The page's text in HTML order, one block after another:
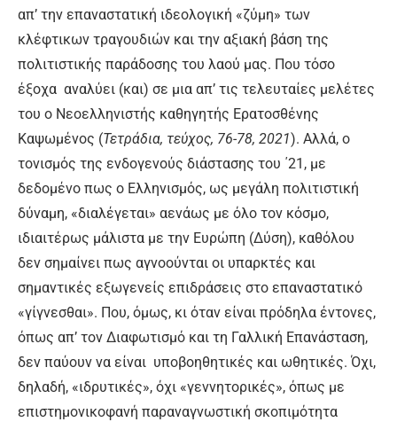
απ’ την επαναστατική ιδεολογική «ζύμη» των
κλέφτικων τραγουδιών και την αξιακή βάση της
πολιτιστικής παράδοσης του λαού μας. Που τόσο
έξοχα αναλύει (και) σε μια απ’ τις τελευταίες μελέτες
του ο Νεοελληνιστής καθηγητής Ερατοσθένης
Καψωμένος (Τετράδια, τεύχος, 76-78, 2021). Αλλά, ο
τονισμός της ενδογενούς διάστασης του ΄21, με
δεδομένο πως ο Ελληνισμός, ως μεγάλη πολιτιστική
δύναμη, «διαλέγεται» αενάως με όλο τον κόσμο,
ιδιαιτέρως μάλιστα με την Ευρώπη (Δύση), καθόλου
δεν σημαίνει πως αγνοούνται οι υπαρκτές και
σημαντικές εξωγενείς επιδράσεις στο επαναστατικό
«γίγνεσθαι». Που, όμως, κι όταν είναι πρόδηλα έντονες,
όπως απ’ τον Διαφωτισμό και τη Γαλλική Επανάσταση,
δεν παύουν να είναι υποβοηθητικές και ωθητικές. Όχι,
δηλαδή, «ιδρυτικές», όχι «γεννητορικές», όπως με
επιστημονικοφανή παραναγνωστική σκοπιμότητα